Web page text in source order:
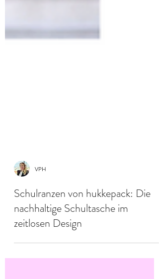
VPH
Schulranzen von hukkepack: Die
nachhaltige Schultasche im
zeitlosen Design